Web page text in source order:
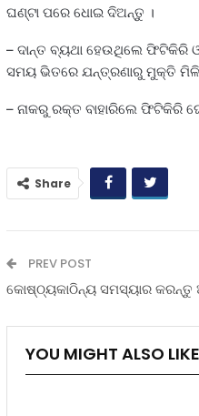
ଘଣ୍ଟା ପରେ ଧୋଇ ଦିଅନ୍ତୁ ।
– ଦାନ୍ତ ବ୍ୟଥା ହେଉଥିଲେ ଫିଟିକିରି
ସମୟ ଭିତରେ ଯନ୍ତ୍ରଣାରୁ ମୁକ୍ତି
– ନାକରୁ ରକ୍ତ ବାହାରିଲେ ଫିଟିକିରି
Share
PREV POST
କୋଷ୍ଠ୍ୟକାଠିନ୍ୟ ସମସ୍ୟାର କରନ୍ତୁ
YOU MIGHT ALSO LIKE